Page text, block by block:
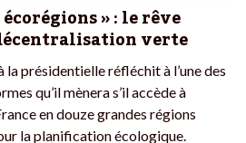
» : le rêve
verte
la présidentielle réfléchit à l’une des
qu’il mènera s’il accède à
en douze grandes régions
la planification écologique.